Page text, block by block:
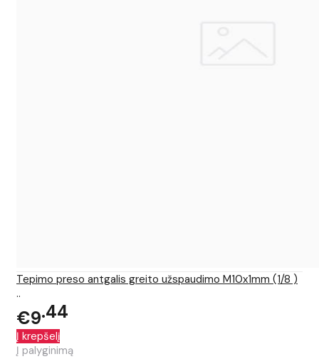
Tepimo preso antgalis greito užspaudimo M10x1mm (1/8 )
..
€9 44
Į krepšelį
Į palyginimą